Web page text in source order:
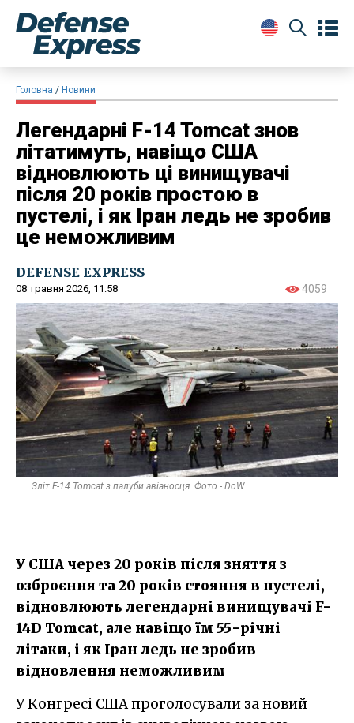
Головна Новини
Легендарні F-14 Tomcat знов
літатимуть, навіщо США
відновлюють ці винищувачі
після 20 років простою в
пустелі, і як Іран ледь не зробив
це неможливим
DEFENSE EXPRESS
08 травня 2026, 11:58 4059
Зліт F-14 Tomcat з палуби авіаносця. Фото - DoW
У США через 20 років після зняття з
озброєння та 20 років стояння в пустелі,
відновлюють легендарні винищувачі F-
14D Tomcat, але навіщо їм 55-річні
літаки, і як Іран ледь не зробив
відновлення неможливим
У Конгресі США проголосували за новий